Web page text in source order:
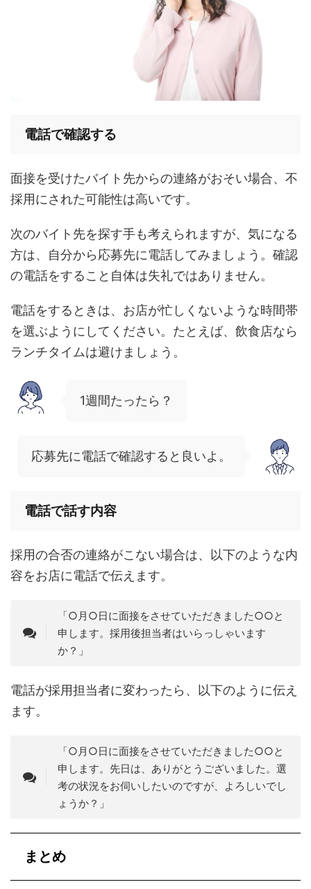
電話で確認する
面接を受けたバイト先からの連絡がおそい場合、不
採用にされた可能性は高いです。
次のバイト先を探す手も考えられますが、気になる
方は、自分から応募先に電話してみましょう。確認
の電話をすること自体は失礼ではありません。
電話をするときは、お店が忙しくないような時間帯
を選ぶようにしてください。たとえば、飲食店なら
ランチタイムは避けましょう。
1週間たったら？
応募先に電話で確認すると良いよ。
電話で話す内容
採用の合否の連絡がこない場合は、以下のような内
容をお店に電話で伝えます。
「○月○日に面接をさせていただきました○○と
申します。採用後担当者はいらっしゃいます
か？」
電話が採用担当者に変わったら、以下のように伝え
ます。
「○月○日に面接をさせていただきました○○と
申します。先日は、ありがとうございました。選
考の状況をお伺いしたいのですが、よろしいでし
ょうか？」
まとめ